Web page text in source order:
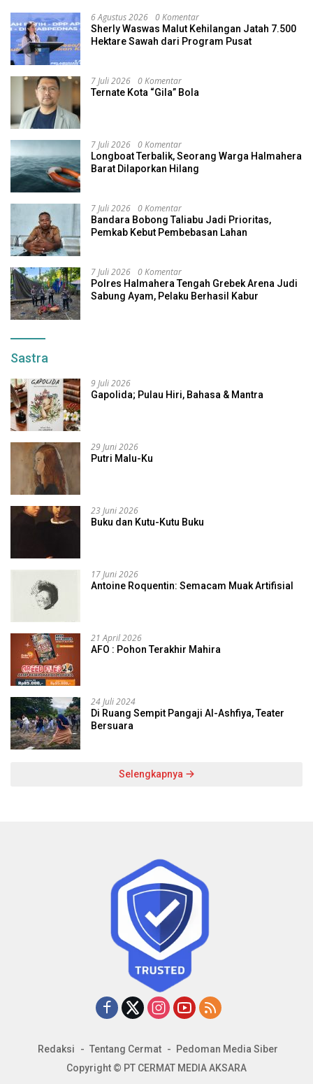
6 Agustus 2026 0 Komentar
Sherly Waswas Malut Kehilangan Jatah 7.500
Hektare Sawah dari Program Pusat
7 Juli 2026 0 Komentar
Ternate Kota “Gila” Bola
7 Juli 2026 0 Komentar
Longboat Terbalik, Seorang Warga Halmahera
Barat Dilaporkan Hilang
7 Juli 2026 0 Komentar
Bandara Bobong Taliabu Jadi Prioritas,
Pemkab Kebut Pembebasan Lahan
7 Juli 2026 0 Komentar
Polres Halmahera Tengah Grebek Arena Judi
Sabung Ayam, Pelaku Berhasil Kabur
Sastra
9 Juli 2026
Gapolida; Pulau Hiri, Bahasa & Mantra
29 Juni 2026
Putri Malu-Ku
23 Juni 2026
Buku dan Kutu-Kutu Buku
17 Juni 2026
Antoine Roquentin: Semacam Muak Artifisial
21 April 2026
AFO : Pohon Terakhir Mahira
24 Juli 2024
Di Ruang Sempit Pangaji Al-Ashfiya, Teater
Bersuara
Selengkapnya
Redaksi Tentang Cermat
Pedoman Media Siber
Copyright © PT CERMAT MEDIA AKSARA